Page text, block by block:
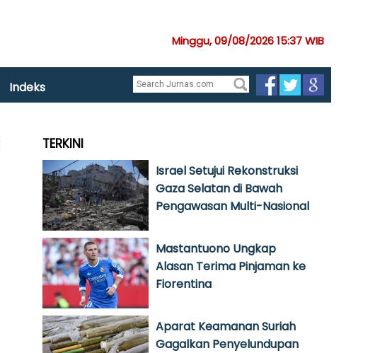
Minggu, 09/08/2026 15:37 WIB
Indeks
TERKINI
Israel Setujui Rekonstruksi
Gaza Selatan di Bawah
Pengawasan Multi-Nasional
Mastantuono Ungkap
Alasan Terima Pinjaman ke
Fiorentina
Aparat Keamanan Suriah
Gagalkan Penyelundupan